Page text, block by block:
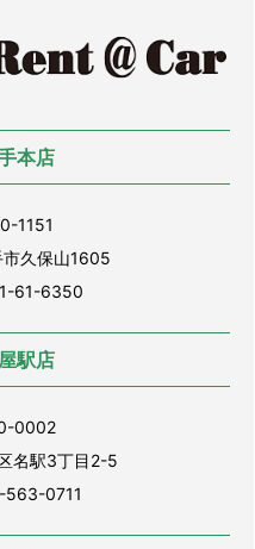
本店
1151
久保山1605
61-6350
駅店
0002
名駅3丁目2-5
563-0711